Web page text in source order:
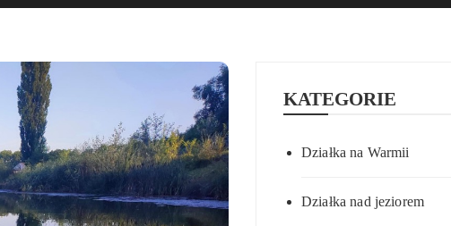
KATEGORIE
Działka na Warmii
Działka nad jeziorem